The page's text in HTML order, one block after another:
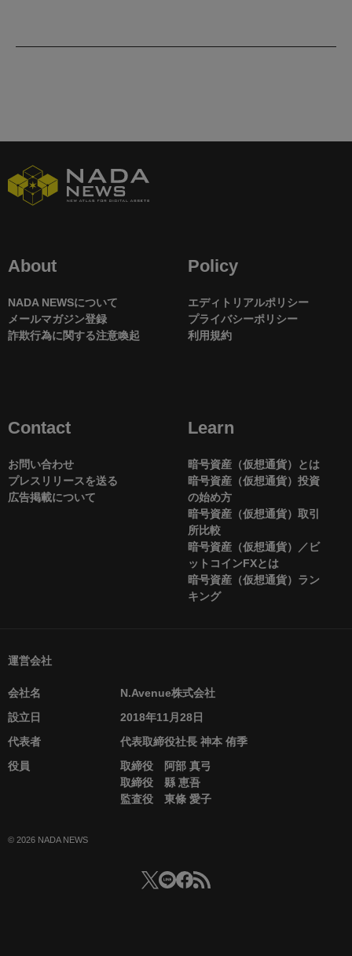
About
NADA NEWSについて
メールマガジン登録
詐欺行為に関する注意喚起
Policy
エディトリアルポリシー
プライバシーポリシー
利用規約
Contact
お問い合わせ
プレスリリースを送る
広告掲載について
Learn
暗号資産（仮想通貨）とは
暗号資産（仮想通貨）投資
の始め方
暗号資産（仮想通貨）取引
所比較
暗号資産（仮想通貨）／ビ
ットコインFXとは
暗号資産（仮想通貨）ラン
キング
運営会社
会社名
N.Avenue株式会社
設立日
2018年11月28日
代表者
代表取締役社長 神本 侑季
役員
取締役 阿部 真弓
取締役 縣 恵吾
監査役 東條 愛子
© 2026 NADA NEWS